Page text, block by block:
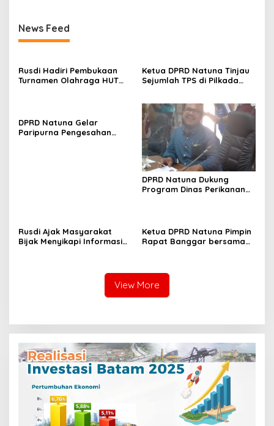
News Feed
Rusdi Hadiri Pembukaan
Turnamen Olahraga HUT
Ketua DPRD Natuna Tinjau
Sejumlah TPS di Pilkada
DPRD Natuna Gelar
Paripurna Pengesahan
DPRD Natuna Dukung
Program Dinas Perikanan
Rusdi Ajak Masyarakat
Bijak Menyikapi Informasi
Ketua DPRD Natuna Pimpin
Rapat Banggar bersama
View More